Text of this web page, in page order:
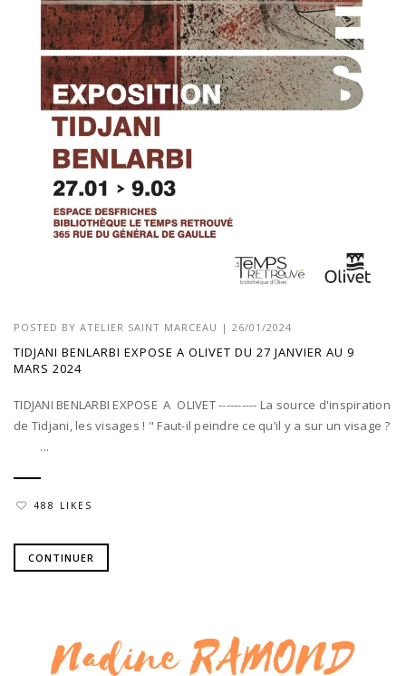
POSTED BY ATELIER SAINT MARCEAU | 26/01/2024
TIDJANI BENLARBI EXPOSE A OLIVET DU 27 JANVIER AU 9
MARS 2024
TIDJANI BENLARBI EXPOSE A OLIVET ---------- La source d'inspiration
de Tidjani, les visages ! " Faut-il peindre ce qu’il y a sur un visage ?
...
488 LIKES
CONTINUER